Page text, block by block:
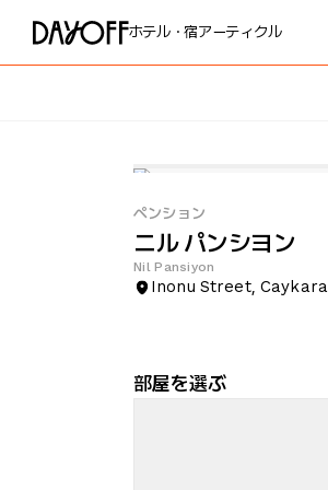
ホテル・宿アーティクル
ペンション
ニル パンシヨン
Nil Pansiyon
Inonu Street, Caykara
部屋を選ぶ